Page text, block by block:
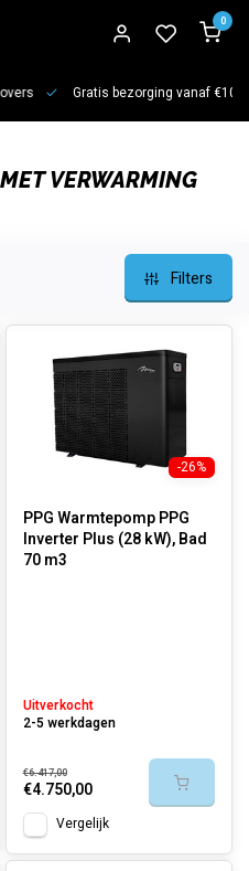
0
Gratis bezorging vanaf €100*
VERWARMING
Filters
-26%
PPG Warmtepomp PPG
Inverter Plus (28 kW), Bad
70 m3
Uitverkocht
2-5 werkdagen
€6.417,00
€4.750,00
Vergelijk